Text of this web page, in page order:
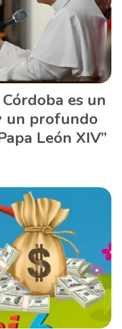
es un
un profundo
León XIV”